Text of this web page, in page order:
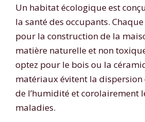
Un habitat écologique est
la santé des occupants.
pour la construction de la
matière naturelle et non
optez pour le bois ou la
matériaux évitent la dispersion
de l’humidité et corolairement
maladies.